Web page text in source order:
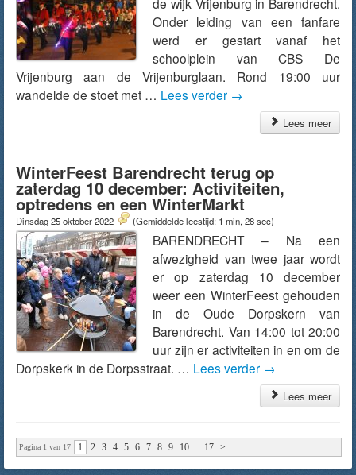
Onder leiding van een fanfare
werd er gestart vanaf het
schoolplein van CBS De
Vrijenburg aan de Vrijenburglaan. Rond 19:00 uur
wandelde de stoet met … Lees verder →
Lees meer
WinterFeest Barendrecht terug op
zaterdag 10 december: Activiteiten,
optredens en een WinterMarkt
Dinsdag 25 oktober 2022 (Gemiddelde leestijd: 1 min, 28 sec)
BARENDRECHT – Na een
afwezigheid van twee jaar wordt
er op zaterdag 10 december
weer een WinterFeest gehouden
in de Oude Dorpskern van
Barendrecht. Van 14:00 tot 20:00
uur zijn er activiteiten in en om de
Dorpskerk in de Dorpsstraat. … Lees verder →
Lees meer
Pagina 1 van 17 1 2 3 4 5 6 7 8 9 10 ... 17 >